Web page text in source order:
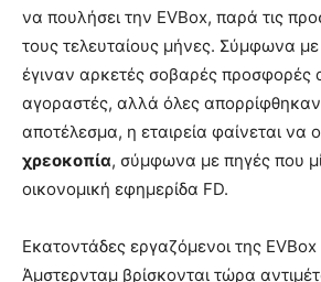
να πουλήσει την EVBox, παρά τις
τους τελευταίους μήνες. Σύμφωνα
έγιναν αρκετές σοβαρές προσφορές
αγοραστές, αλλά όλες
αποτέλεσμα, η εταιρεία φαίνεται να
χρεοκοπία, σύμφωνα με πηγές που
οικονομική εφημερίδα FD.
Εκατοντάδες εργαζόμενοι της
Άμστερνταμ βρίσκονται τώρα